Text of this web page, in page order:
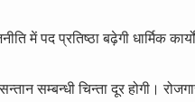
में पद प्रतिष्ठा बढ़ेगी धार्मिक कार्यों
सम्बन्धी चिन्ता दूर होगी।